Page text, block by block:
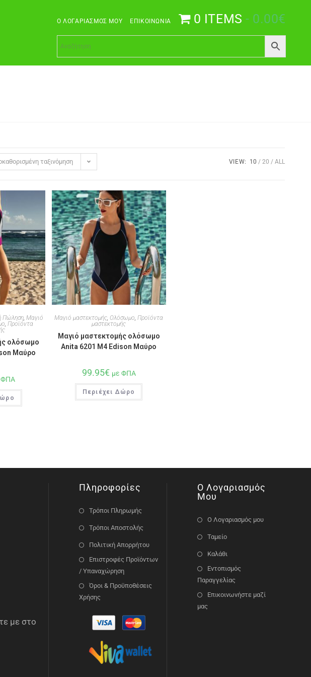
Ο ΛΟΓΑΡΙΑΣΜΌΣ ΜΟΥ ΕΠΙΚΟΙΝΩΝΊΑ 0 ITEMS 0.00€
ταξινόμηση VIEW: 10 20 ALL
Πώληση, Μαγιό
, Προϊόντα
ολόσωμο
Μαύρο
ΦΠΑ
Μαγιό μαστεκτομής,Ολόσωμο,Προϊόντα
μαστεκτομής
Μαγιό μαστεκτομής ολόσωμο
Anita 6201 M4 Edison Μαύρο
99.95€ με ΦΠΑ
Περιέχει Δώρο
με στο
Πληροφορίες
Τρόποι Πληρωμής
Τρόποι Αποστολής
Πολιτική Απορρήτου
Επιστροφές Προϊόντων
/ Υπαναχώρηση
Όροι & Προϋποθέσεις
Χρήσης
Ο Λογαριασμός
Μου
Ο Λογαριασμός μου
Ταμείο
Καλάθι
Εντοπισμός
Παραγγελίας
Επικοινωνήστε μαζί
μας